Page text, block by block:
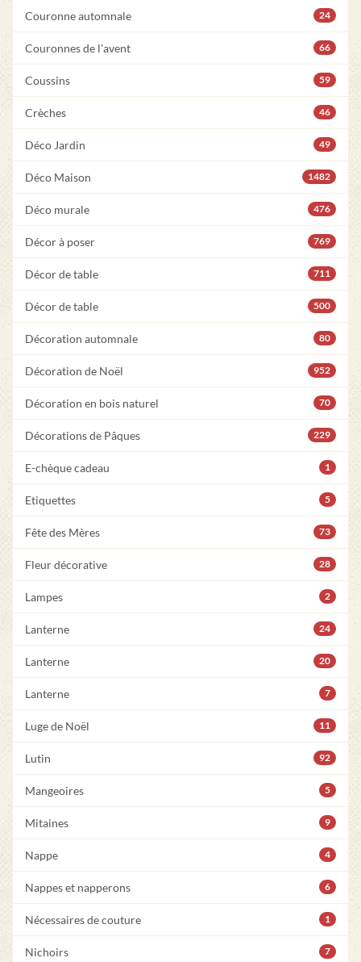
Couronne automnale 24
Couronnes de l'avent 66
Coussins 59
Crèches 46
Déco Jardin 49
Déco Maison 1482
Déco murale 476
Décor à poser 769
Décor de table 711
Décor de table 500
Décoration automnale 80
Décoration de Noël 952
Décoration en bois naturel 70
Décorations de Pâques 229
E-chèque cadeau 1
Etiquettes 5
Fête des Mères 73
Fleur décorative 28
Lampes 2
Lanterne 24
Lanterne 20
Lanterne 7
Luge de Noël 11
Lutin 92
Mangeoires 5
Mitaines 9
Nappe 4
Nappes et napperons 6
Nécessaires de couture 1
Nichoirs 7